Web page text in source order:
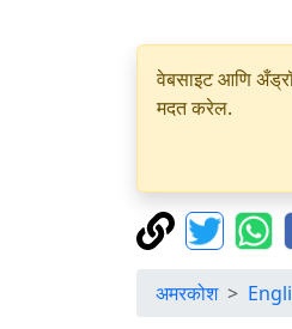
वेबसाइट आणि
मदत करेल.
अमरकोश